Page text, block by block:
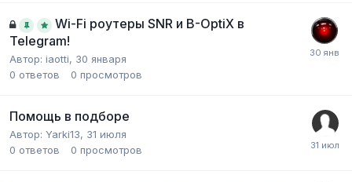
Wi-Fi роутеры SNR и B-OptiX в
Telegram!
Автор: iaotti, 30 января
0 ответов 0 просмотров
Помощь в подборе
Автор: Yarki13, 31 июля
0 ответов 0 просмотров